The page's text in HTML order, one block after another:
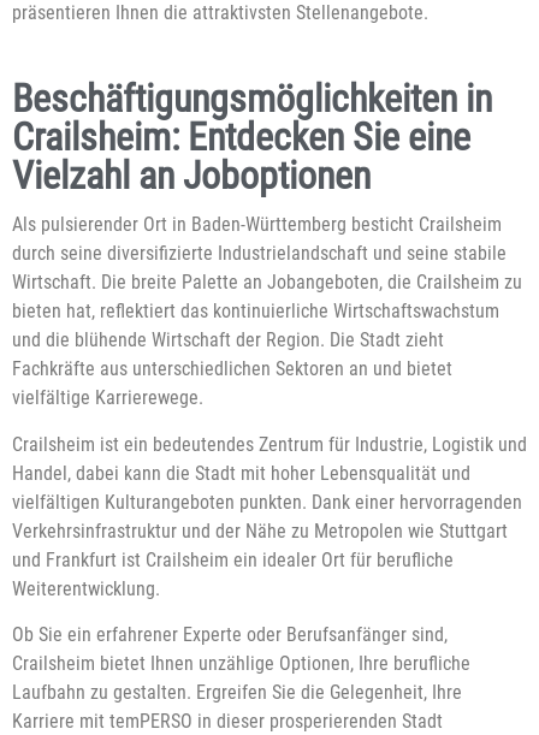
präsentieren Ihnen die attraktivsten Stellenangebote.
Beschäftigungsmöglichkeiten in
Crailsheim: Entdecken Sie eine
Vielzahl an Joboptionen
Als pulsierender Ort in Baden-Württemberg besticht Crailsheim
durch seine diversifizierte Industrielandschaft und seine stabile
Wirtschaft. Die breite Palette an Jobangeboten, die Crailsheim zu
bieten hat, reflektiert das kontinuierliche Wirtschaftswachstum
und die blühende Wirtschaft der Region. Die Stadt zieht
Fachkräfte aus unterschiedlichen Sektoren an und bietet
vielfältige Karrierewege.
Crailsheim ist ein bedeutendes Zentrum für Industrie, Logistik und
Handel, dabei kann die Stadt mit hoher Lebensqualität und
vielfältigen Kulturangeboten punkten. Dank einer hervorragenden
Verkehrsinfrastruktur und der Nähe zu Metropolen wie Stuttgart
und Frankfurt ist Crailsheim ein idealer Ort für berufliche
Weiterentwicklung.
Ob Sie ein erfahrener Experte oder Berufsanfänger sind,
Crailsheim bietet Ihnen unzählige Optionen, Ihre berufliche
Laufbahn zu gestalten. Ergreifen Sie die Gelegenheit, Ihre
Karriere mit temPERSO in dieser prosperierenden Stadt